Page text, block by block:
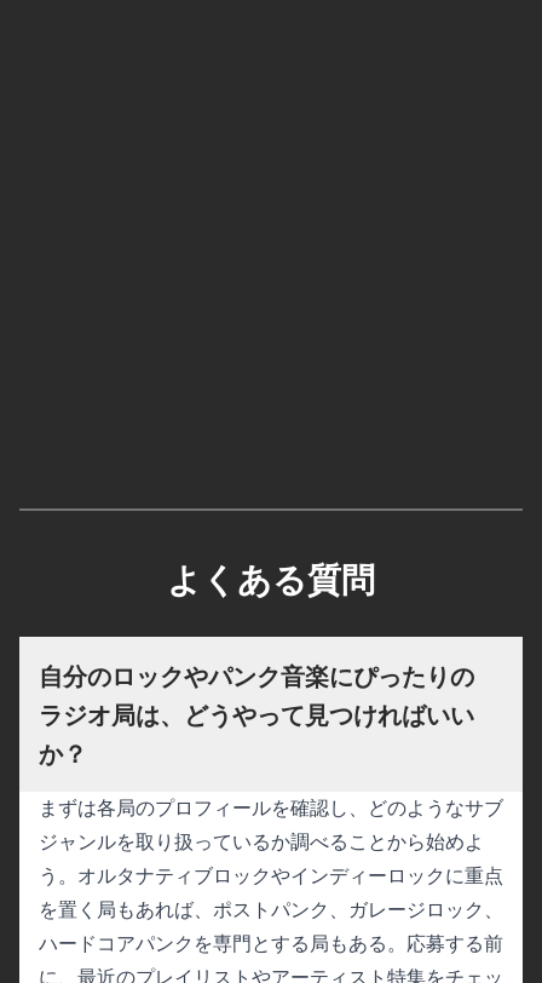
よくある質問
自分のロックやパンク音楽にぴったりの
ラジオ局は、どうやって見つければいい
か？
まずは各局のプロフィールを確認し、どのようなサブ
ジャンルを取り扱っているか調べることから始めよ
う。オルタナティブロックやインディーロックに重点
を置く局もあれば、ポストパンク、ガレージロック、
ハードコアパンクを専門とする局もある。応募する前
に、最近のプレイリストやアーティスト特集をチェッ